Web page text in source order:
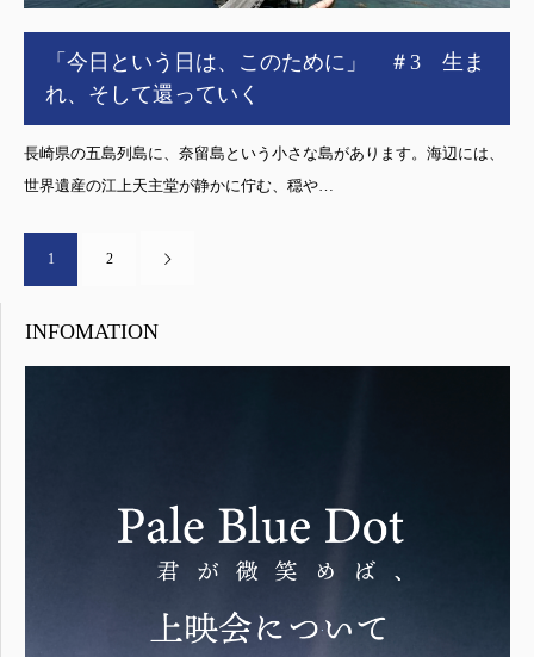
「今日という日は、このために」 ＃3 生ま
れ、そして還っていく
長崎県の五島列島に、奈留島という小さな島があります。海辺には、
世界遺産の江上天主堂が静かに佇む、穏や…
1 2
INFOMATION